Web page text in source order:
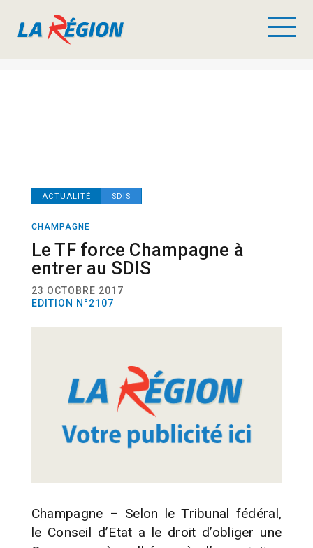
ACTUALITÉ SDIS
CHAMPAGNE
Le TF force Champagne à
entrer au SDIS
23 OCTOBRE 2017
EDITION N°2107
Champagne – Selon le Tribunal fédéral,
le Conseil d’Etat a le droit d’obliger une